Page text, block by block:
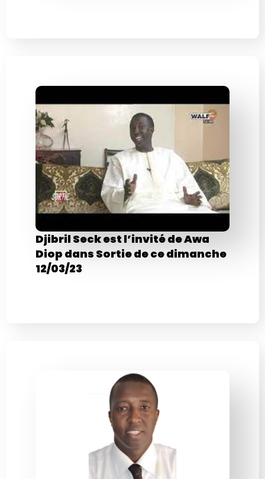
Djibril Seck est l’invité de Awa
Diop dans Sortie de ce dimanche
12/03/23